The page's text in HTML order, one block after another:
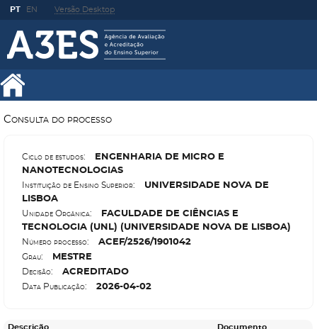
PT EN Versão Desktop
Consulta do processo
Ciclo de estudos: E NGENHARIA DE MICRO E
NANOTECNOLOGIAS
Instituição de Ensino Superior: U NIVERSIDADE NOVA DE
LISBOA
Unidade Orgânica: FACULDADE DE CIÊNCIAS E
TECNOLOGIA (UNL) (UNIVERSIDADE NOVA DE LISBOA)
Número processo: ACEF/2526/1901042
Grau: M ESTRE
Decisão: ACREDITADO
Data Publicação: 2026-04-02
Descrição Documento